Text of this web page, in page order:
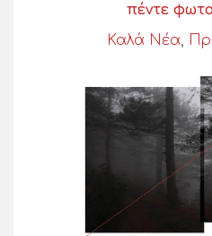
πέντε
Καλά Νέα,